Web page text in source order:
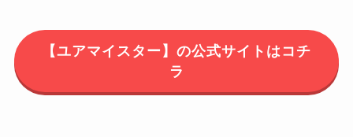
【ユアマイスター】の公式サイトはコチ
ラ